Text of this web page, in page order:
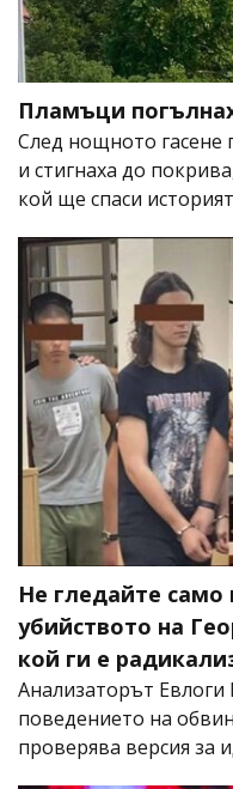
Пламъци
След нощното гасене
и стигнаха до
кой ще спаси
Не гледайте
убийството на
кой ги е
Анализаторът
поведението на
проверява версия за